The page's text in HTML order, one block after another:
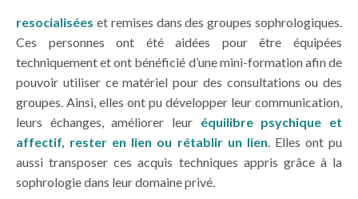
resocialisées et remises dans des groupes sophrologiques.
Ces personnes ont été aidées pour être équipées
techniquement et ont bénéficié d’une mini-formation afin de
pouvoir utiliser ce matériel pour des consultations ou des
groupes. Ainsi, elles ont pu développer leur communication,
leurs échanges, améliorer leur équilibre psychique et
affectif, rester en lien ou rétablir un lien. Elles ont pu
aussi transposer ces acquis techniques appris grâce à la
sophrologie dans leur domaine privé.